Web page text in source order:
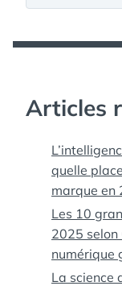
Articles
quelle
marque en
Les 10
2025 selon
numérique
La science